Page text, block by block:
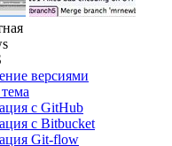
версиями
с GitHub
с Bitbucket
Git-flow